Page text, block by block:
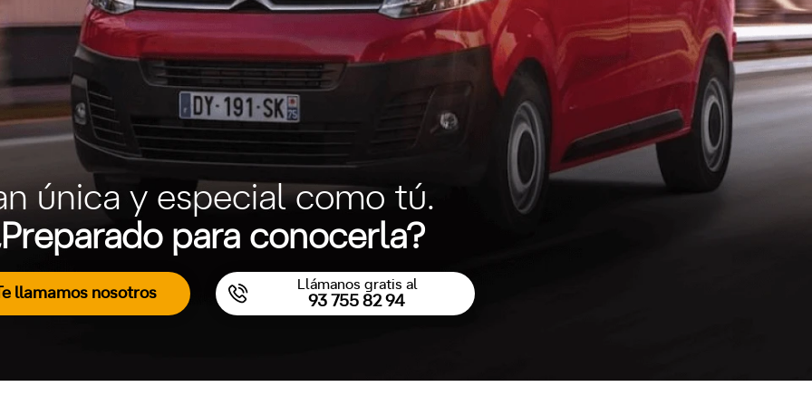
única y especial como tú.
para conocerla?
llamamos nosotros
Llámanos gratis al
93 755 82 94